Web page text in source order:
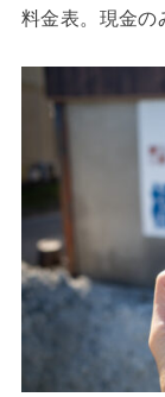
料金表。現金の